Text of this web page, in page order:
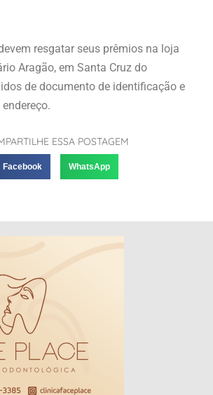
resgatar seus prêmios na loja
Aragão, em Santa Cruz do
de documento de identificação e
ESSA POSTAGEM
Facebook WhatsApp